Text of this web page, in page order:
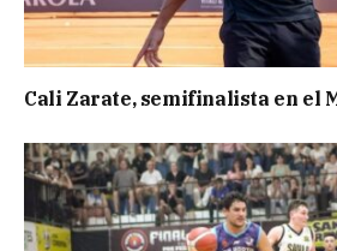
Cali Zarate, semifinalista en el